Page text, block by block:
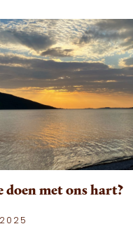
doen met ons hart?
2025